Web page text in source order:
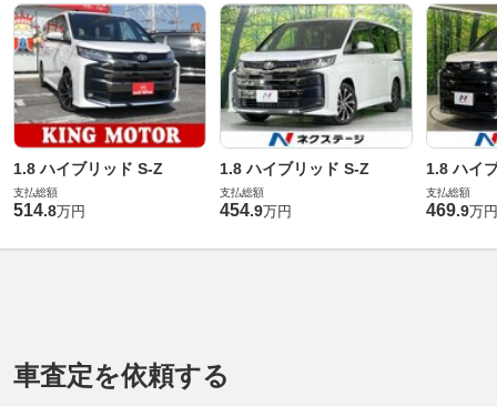
1.8 ハイブリッド S-Z
支払総額
514.8万円
1.8 ハイブリッド S-Z
支払総額
454.9万円
1.8 ハイ
支払総額
469.9万円
車査定を依頼する